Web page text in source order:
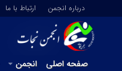
درباره انجمن ارتباط با ما
صفحه اصلی انجمن